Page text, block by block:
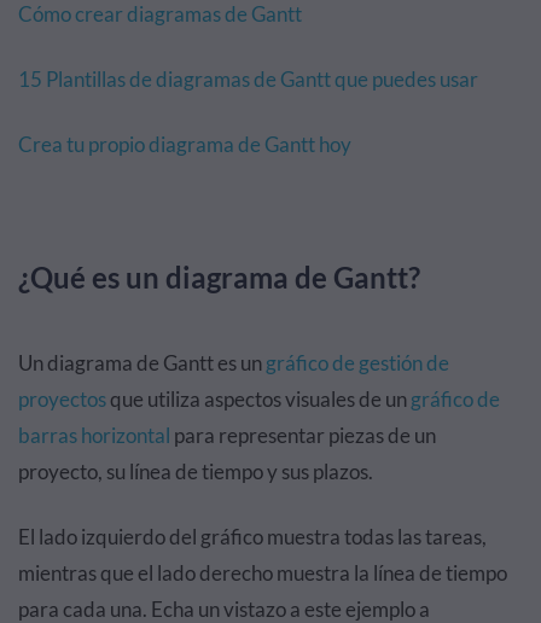
Cómo crear diagramas de Gantt
15 Plantillas de diagramas de Gantt que puedes usar
Crea tu propio diagrama de Gantt hoy
¿Qué es un diagrama de Gantt?
Un diagrama de Gantt es ungráfico de gestión de
proyectosque utiliza aspectos visuales de ungráfico de
barras horizontal para representar piezas de un
proyecto, su línea de tiempo y sus plazos.
El lado izquierdo del gráfico muestra todas las tareas,
mientras que el lado derecho muestra la línea de tiempo
para cada una. Echa un vistazo a este ejemplo a